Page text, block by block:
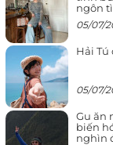
ngôn
05/07/
Hải
05/07/
Gu ăn
biến
nghìn